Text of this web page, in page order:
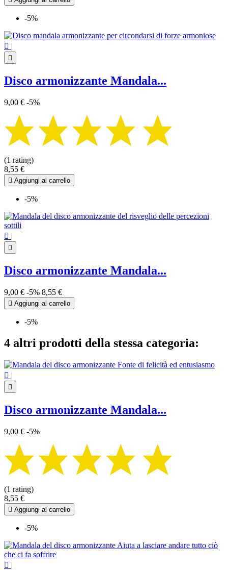
-5%
 |

Disco armonizzante Mandala...
9,00 € -5%
(1 rating)
8,55 €
 Aggiungi al carrello
-5%
 |

Disco armonizzante Mandala...
9,00 € -5% 8,55 €
 Aggiungi al carrello
-5%
4 altri prodotti della stessa categoria:
 |

Disco armonizzante Mandala...
9,00 € -5%
(1 rating)
8,55 €
 Aggiungi al carrello
-5%
 |